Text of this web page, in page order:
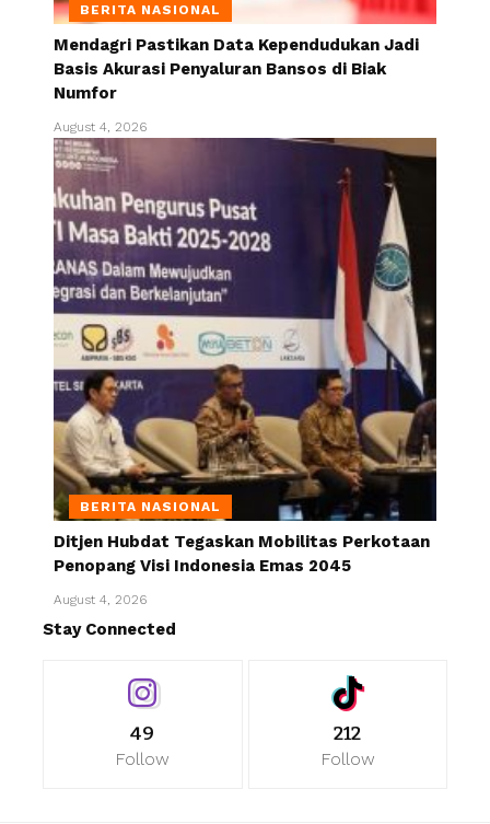
BERITA NASIONAL
Mendagri Pastikan Data Kependudukan Jadi
Basis Akurasi Penyaluran Bansos di Biak
Numfor
August 4, 2026
BERITA NASIONAL
Ditjen Hubdat Tegaskan Mobilitas Perkotaan
Penopang Visi Indonesia Emas 2045
August 4, 2026
Stay Connected
49
Follow
212
Follow